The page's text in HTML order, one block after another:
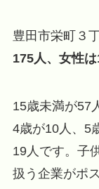
豊田市栄町３
175人、女性
15歳未満が57
4歳が10人、5
19人です。子
扱う企業がポ